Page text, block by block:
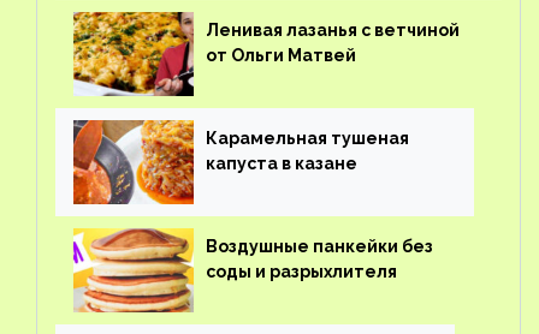
Ленивая лазанья с ветчиной
от Ольги Матвей
Карамельная тушеная
капуста в казане
Воздушные панкейки без
соды и разрыхлителя